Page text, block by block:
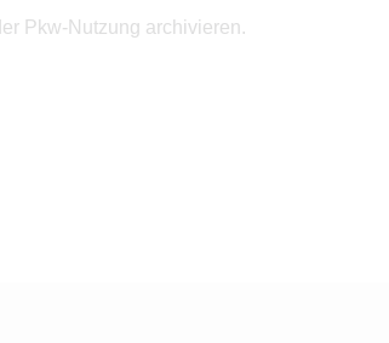
Pkw-Nutzung archivieren.